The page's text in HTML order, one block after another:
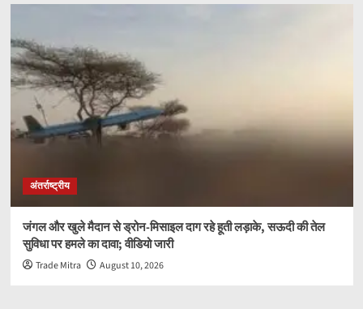
अंतर्राष्ट्रीय
जंगल और खुले मैदान से ड्रोन-मिसाइल दाग रहे हूती लड़ाके, सऊदी की तेल
सुविधा पर हमले का दावा; वीडियो जारी
Trade Mitra August 10, 2026